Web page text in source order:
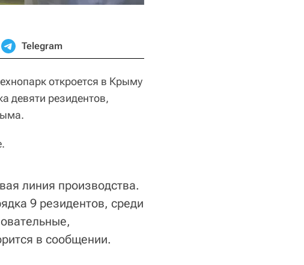
Telegram
откроется в Крыму
девяти резидентов,
линия производства.
9 резидентов, среди
в сообщении.